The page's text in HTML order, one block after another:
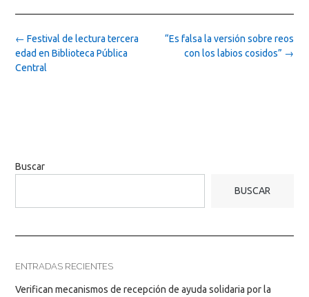
Post
navigation
“Es falsa la versión sobre reos
con los labios cosidos” →
← Festival de lectura tercera
edad en Biblioteca Pública
Central
Buscar
BUSCAR
ENTRADAS RECIENTES
Verifican mecanismos de recepción de ayuda solidaria por la